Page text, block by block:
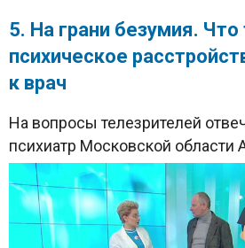
5. На грани безумия. Что
психическое
к врач
На вопросы телезрителей
психиатр Московской области